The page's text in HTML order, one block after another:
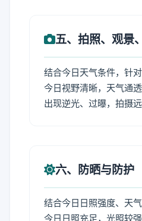
五、拍照、观景
结合今日天气条件，针
今日视野清晰，天气通
出现逆光、过曝，拍摄
六、防晒与防护
结合今日日照强度、天
今日日照充足，光照较